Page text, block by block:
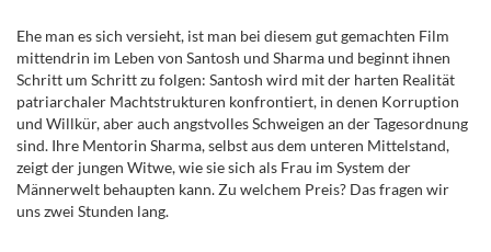
Ehe man es sich versieht, ist man bei diesem gut gemachten Film
mittendrin im Leben von Santosh und Sharma und beginnt ihnen
Schritt um Schritt zu folgen: Santosh wird mit der harten Realität
patriarchaler Machtstrukturen konfrontiert, in denen Korruption
und Willkür, aber auch angstvolles Schweigen an der Tagesordnung
sind. Ihre Mentorin Sharma, selbst aus dem unteren Mittelstand,
zeigt der jungen Witwe, wie sie sich als Frau im System der
Männerwelt behaupten kann. Zu welchem Preis? Das fragen wir
uns zwei Stunden lang.